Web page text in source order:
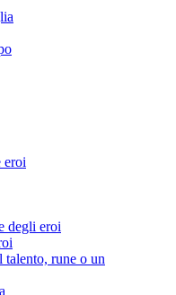
eroi
degli eroi
talento, rune o un